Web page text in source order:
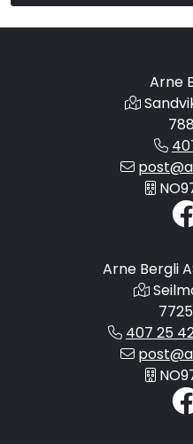
Arne
Arne Bergli
407 25